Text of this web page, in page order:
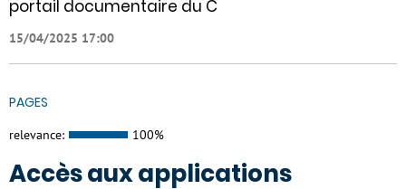
portail documentaire du C
15/04/2025 17:00
PAGES
relevance: 100%
Accès aux applications